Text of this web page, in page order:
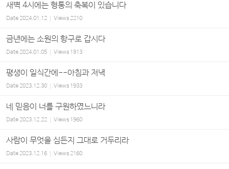
새벽 4시에는 형통의 축복이 있습니다
Date2024.01.12 Views2210
금년에는 소원의 항구로 갑시다
Date2024.01.05 Views 1913
평생이 일식간에--아침과 저녁
Date2023.12.30 Views 1933
네 믿음이 너를 구원하였느니라
Date2023.12.22 Views 1960
사람이 무엇을 심든지 그대로 거두리라
Date2023.12.16 Views2160